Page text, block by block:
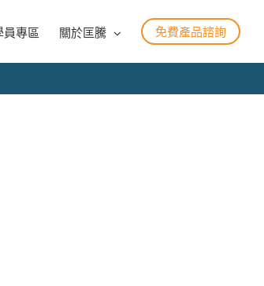
員專區 關於匡騰 免費產品諮詢